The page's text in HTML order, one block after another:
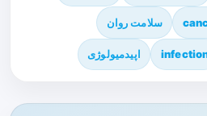
سلامت روان
اپیدمیولوژی